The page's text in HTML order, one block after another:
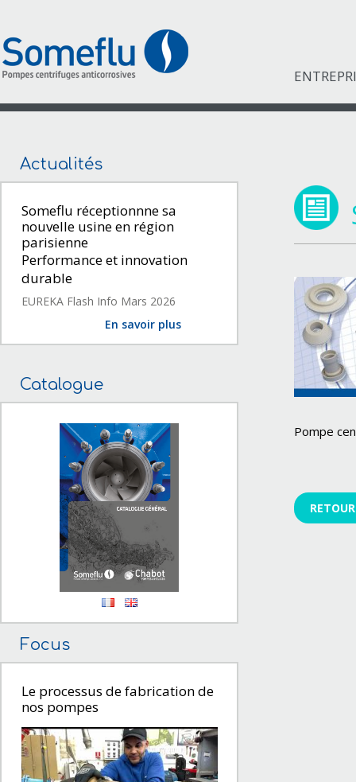
Actualités
Someflu réceptionnne sa
nouvelle usine en région
parisienne
Performance et innovation
durable
EUREKA Flash Info Mars 2026
En savoir plus
Catalogue
Focus
Le processus de fabrication de
nos pompes
Pompe